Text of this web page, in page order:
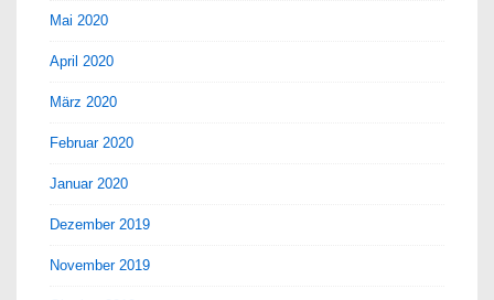
Mai 2020
April 2020
März 2020
Februar 2020
Januar 2020
Dezember 2019
November 2019